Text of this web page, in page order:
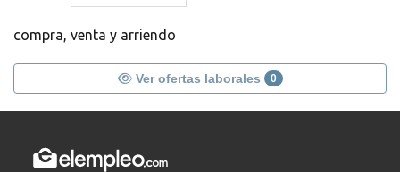
compra, venta y arriendo
Ver ofertas laborales 0